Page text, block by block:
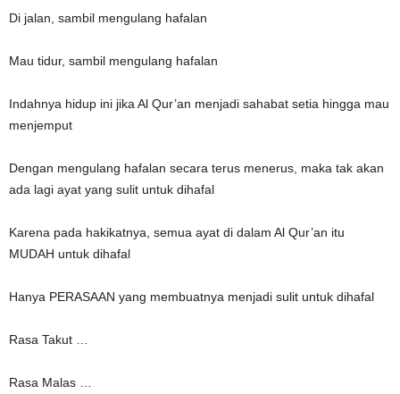
Di jalan, sambil mengulang hafalan
Mau tidur, sambil mengulang hafalan
Indahnya hidup ini jika Al Qur’an menjadi sahabat setia hingga mau
menjemput
Dengan mengulang hafalan secara terus menerus, maka tak akan
ada lagi ayat yang sulit untuk dihafal
Karena pada hakikatnya, semua ayat di dalam Al Qur’an itu
MUDAH untuk dihafal
Hanya PERASAAN yang membuatnya menjadi sulit untuk dihafal
Rasa Takut …
Rasa Malas …